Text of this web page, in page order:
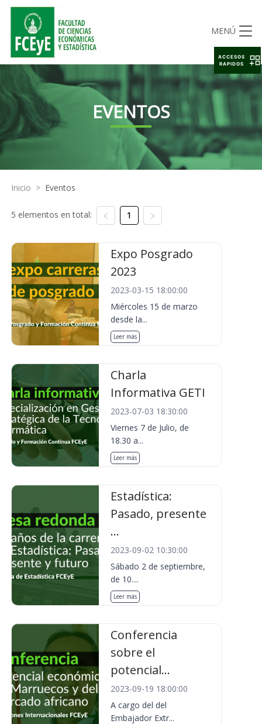
MENÚ
EVENTOS
Inicio > Eventos
5 elementos en total: 1
Expo Posgrado
2023
2023-03-15 18:00:00
Miércoles 15 de marzo
desde la...
Leer más
Charla
Informativa GETI
2023-07-03 18:30:00
Viernes 7 de Julio, de
18.30 a...
Leer más
Estadística:
Pasado, presente
...
2023-09-02 10:30:00
Sábado 2 de septiembre,
de 10....
Leer más
Conferencia
sobre el
potencial...
2023-09-19 18:00:00
A cargo del del
Embajador Extr...
ACCESOS
RAPIDOS